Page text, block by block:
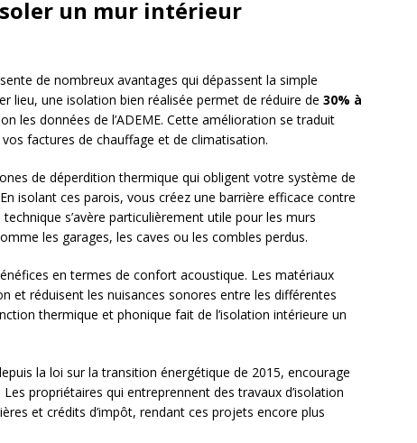
un mur intérieur
de nombreux avantages qui dépassent la simple
lieu, une isolation bien réalisée permet de réduire de 30% à
les données de l’ADEME. Cette amélioration se traduit
factures de chauffage et de climatisation.
de déperdition thermique qui obligent votre système de
isolant ces parois, vous créez une barrière efficace contre
s’avère particulièrement utile pour les murs
les garages, les caves ou les combles perdus.
en termes de confort acoustique. Les matériaux
et réduisent les nuisances sonores entre les différentes
thermique et phonique fait de l’isolation intérieure un
la loi sur la transition énergétique de 2015, encourage
propriétaires qui entreprennent des travaux d’isolation
et crédits d’impôt, rendant ces projets encore plus